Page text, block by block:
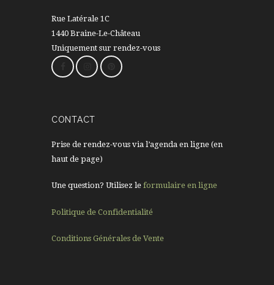
Rue Latérale 1C
1440 Braine-Le-Château
Uniquement sur rendez-vous
CONTACT
Prise de rendez-vous via l’agenda en ligne (en
haut de page)
Une question? Utilisez le formulaire en ligne
Politique de Confidentialité
Conditions Générales de Vente